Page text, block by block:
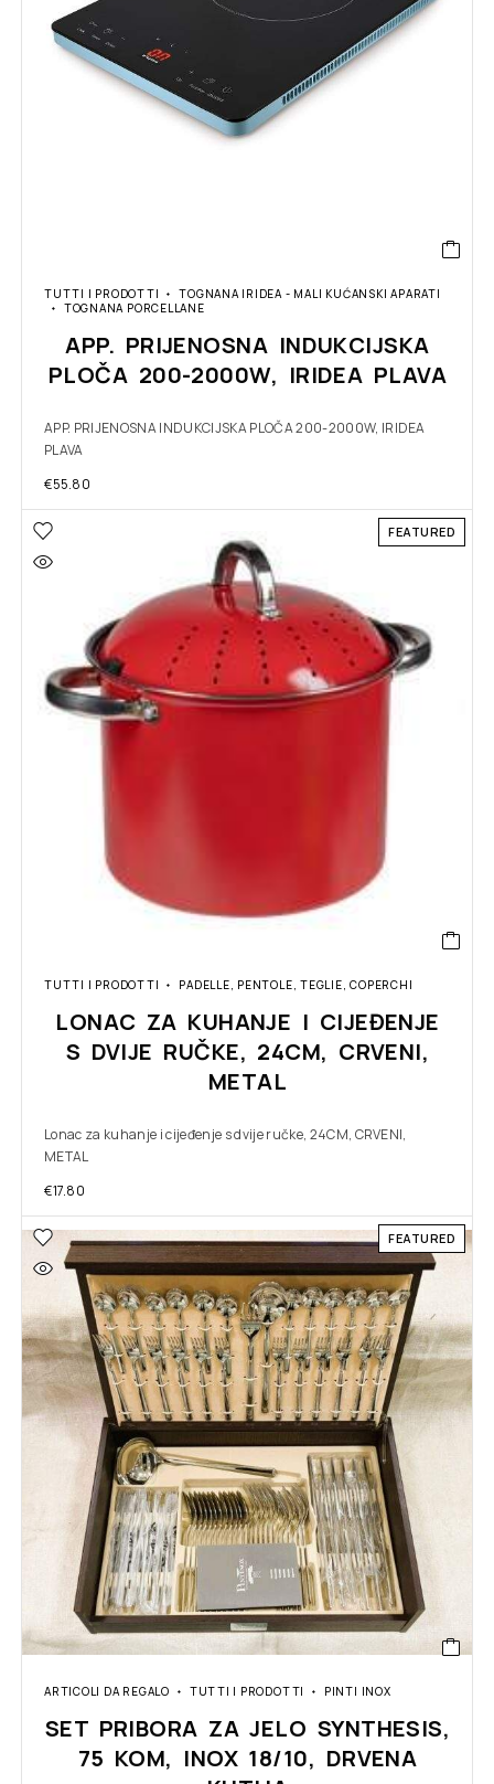
TUTTI I PRODOTTI
TOGNANA IRIDEA - MALI KUĆANSKI APARATI
TOGNANA PORCELLANE
APP. PRIJENOSNA INDUKCIJSKA
PLOČA 200-2000W, IRIDEA PLAVA
APP. PRIJENOSNA INDUKCIJSKA PLOČA 200-2000W, IRIDEA
PLAVA
€55.80
FEATURED
TUTTI I PRODOTTI PADELLE, PENTOLE, TEGLIE, COPERCHI
LONAC ZA KUHANJE I CIJEĐENJE
S DVIJE RUČKE, 24CM, CRVENI,
METAL
Lonac za kuhanje i cijeđenje s dvije ručke, 24CM, CRVENI,
METAL
€17.80
FEATURED
ARTICOLI DA REGALO TUTTI I PRODOTTI PINTI INOX
SET PRIBORA ZA JELO SYNTHESIS,
75 KOM, INOX 18/10, DRVENA